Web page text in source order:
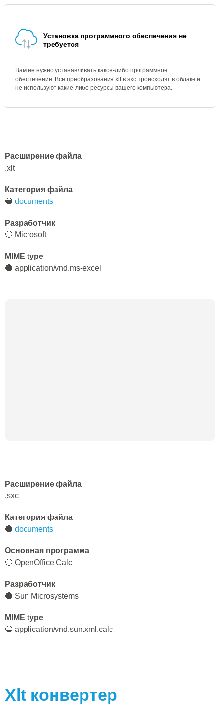
Установка программного обеспечения не
требуется
Вам не нужно устанавливать какое-либо программное
обеспечение. Все преобразования xlt в sxc происходят в облаке и
не используют какие-либо ресурсы вашего компьютера.
Расширение файла
.xlt
Категория файла
🔵 documents
Разработчик
🔵 Microsoft
MIME type
🔵 application/vnd.ms-excel
Расширение файла
.sxc
Категория файла
🔵 documents
Основная программа
🔵 OpenOffice Calc
Разработчик
🔵 Sun Microsystems
MIME type
🔵 application/vnd.sun.xml.calc
Xlt конвертер